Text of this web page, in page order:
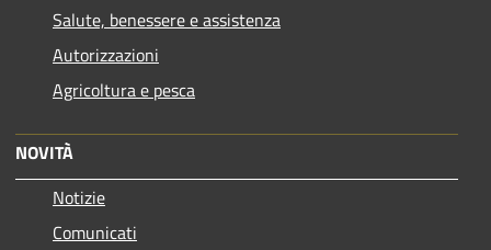
Salute, benessere e assistenza
Autorizzazioni
Agricoltura e pesca
NOVITÀ
Notizie
Comunicati